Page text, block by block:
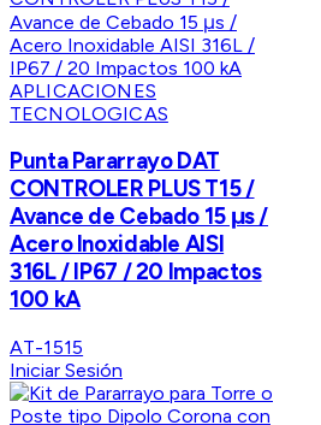
APLICACIONES
TECNOLOGICAS
Punta Pararrayo DAT
CONTROLER PLUS T15 /
Avance de Cebado 15 μs /
Acero Inoxidable AISI
316L / IP67 / 20 Impactos
100 kA
AT-1515
Iniciar Sesión